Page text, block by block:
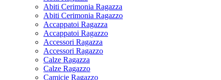
Abiti Cerimonia Ragazza
Abiti Cerimonia Ragazzo
Accappatoi Ragazza
Accappatoi Ragazzo
Accessori Ragazza
Accessori Ragazzo
Calze Ragazza
Calze Ragazzo
Camicie Ragazzo